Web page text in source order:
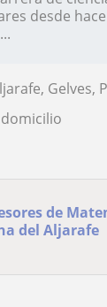
desde
Gelves,
domicilio
de
del Aljarafe